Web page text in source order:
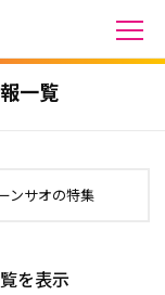
一覧
ンサオの特集
を表示